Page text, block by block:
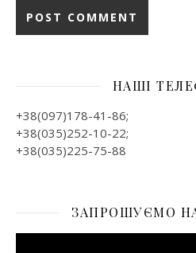
НАШІ
+38(097)178-41-86;
+38(035)252-10-22;
+38(035)225-75-88
ЗАПРОШУЄМО
Відеопрогравач